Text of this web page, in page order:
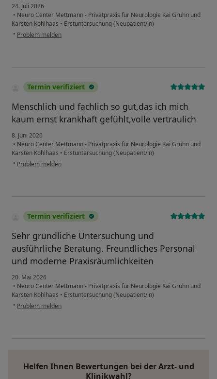
24. Juli 2026
• Neuro Center Mettmann - Privatpraxis für Neurologie Kai Gruhn und
Karsten Kohlhaas • Erstuntersuchung (Neupatient/in)
• Problem melden
Termin verifiziert
Menschlich und fachlich so gut,das ich mich
kaum ernst krankhaft gefühlt,volle vertraulich
8. Juni 2026
• Neuro Center Mettmann - Privatpraxis für Neurologie Kai Gruhn und
Karsten Kohlhaas • Erstuntersuchung (Neupatient/in)
• Problem melden
Termin verifiziert
Sehr gründliche Untersuchung und
ausführliche Beratung. Freundliches Personal
und moderne Praxisräumlichkeiten
20. Mai 2026
• Neuro Center Mettmann - Privatpraxis für Neurologie Kai Gruhn und
Karsten Kohlhaas • Erstuntersuchung (Neupatient/in)
• Problem melden
Helfen Ihnen Bewertungen bei der Arzt- und
Klinikwahl?